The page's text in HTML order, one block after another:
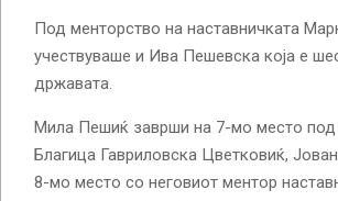
Под менторство на наставничката
учествуваше и Ива Пешевска која е
државата.
Мила Пешиќ заврши на 7-мо место под
Благица Гавриловска Цветковиќ,
8-мо место со неговиот ментор